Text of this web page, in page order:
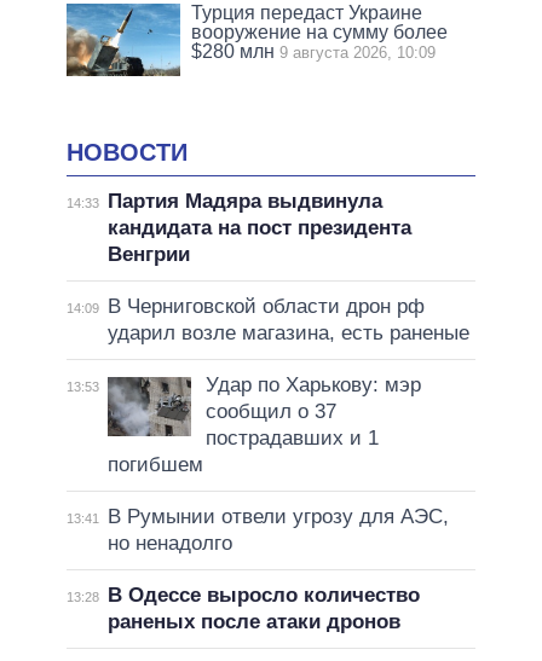
Турция передаст Украине
вооружение на сумму более
$280 млн 9 августа 2026, 10:09
НОВОСТИ
14:33
Партия Мадяра выдвинула
кандидата на пост президента
Венгрии
14:09
В Черниговской области дрон рф
ударил возле магазина, есть раненые
13:53
Удар по Харькову: мэр
сообщил о 37
пострадавших и 1
погибшем
13:41
В Румынии отвели угрозу для АЭС,
но ненадолго
13:28
В Одессе выросло количество
раненых после атаки дронов